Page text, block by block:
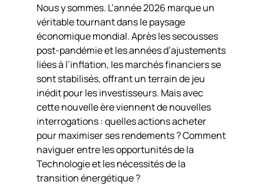
Nous y sommes. L’année 2026 marque un
véritable tournant dans le paysage
économique mondial. Après les secousses
post-pandémie et les années d’ajustements
liées à l’inflation, les marchés financiers se
sont stabilisés, offrant un terrain de jeu
inédit pour les investisseurs. Mais avec
cette nouvelle ère viennent de nouvelles
interrogations : quelles actions acheter
pour maximiser ses rendements ? Comment
naviguer entre les opportunités de la
Technologie et les nécessités de la
transition énergétique ?